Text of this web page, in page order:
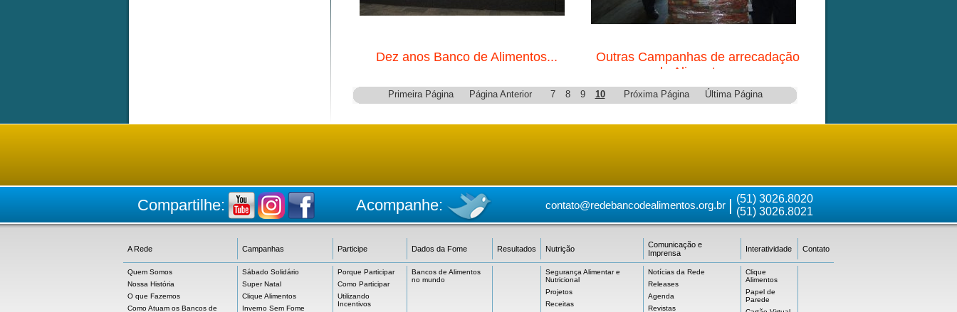
Dez anos Banco de Alimentos...
Outras Campanhas de arrecadação
de Alimentos...
Primeira Página Página Anterior 7 8 9 10 Próxima Página Última Página
Compartilhe: Acompanhe: contato@redebancodealimentos.org.br | (51) 3026.8020
(51) 3026.8021
A Rede Campanhas Participe Dados da Fome Resultados Nutrição
Comunicação e
Imprensa
Interatividade Contato
Quem Somos
Nossa História
O que Fazemos
Como Atuam os Bancos de
Sábado Solidário
Super Natal
Clique Alimentos
Inverno Sem Fome
Porque Participar
Como Participar
Utilizando
Incentivos
Bancos de Alimentos
no mundo
Segurança Alimentar e
Nutricional
Projetos
Receitas
Notícias da Rede
Releases
Agenda
Revistas
Clique
Alimentos
Papel de
Parede